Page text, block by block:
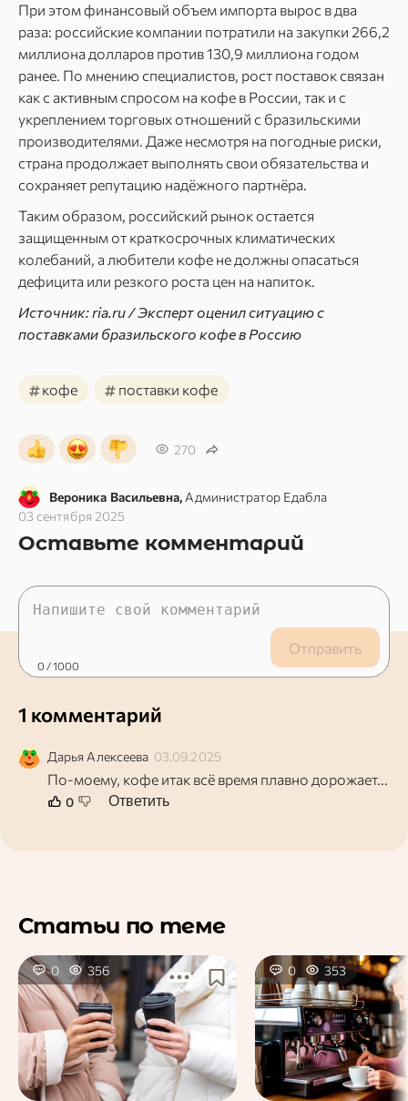
При этом финансовый объем импорта вырос в два
раза: российские компании потратили на закупки 266,2
миллиона долларов против 130,9 миллиона годом
ранее. По мнению специалистов, рост поставок связан
как с активным спросом на кофе в России, так и с
укреплением торговых отношений с бразильскими
производителями. Даже несмотря на погодные риски,
страна продолжает выполнять свои обязательства и
сохраняет репутацию надёжного партнёра.
Таким образом, российский рынок остается
защищенным от краткосрочных климатических
колебаний, а любители кофе не должны опасаться
дефицита или резкого роста цен на напиток.
Источник: ria.ru / Эксперт оценил ситуацию с
поставками бразильского кофе в Россию
#кофе # поставки кофе
270
Вероника Васильевна, Администратор Едабла
03 сентября 2025
Оставьте комментарий
Отправить
0 / 1000
1 комментарий
Дарья Алексеева 03.09.2025
По-моему, кофе итак всё время плавно дорожает...
0 Ответить
Статьи по теме
0 356 0 353